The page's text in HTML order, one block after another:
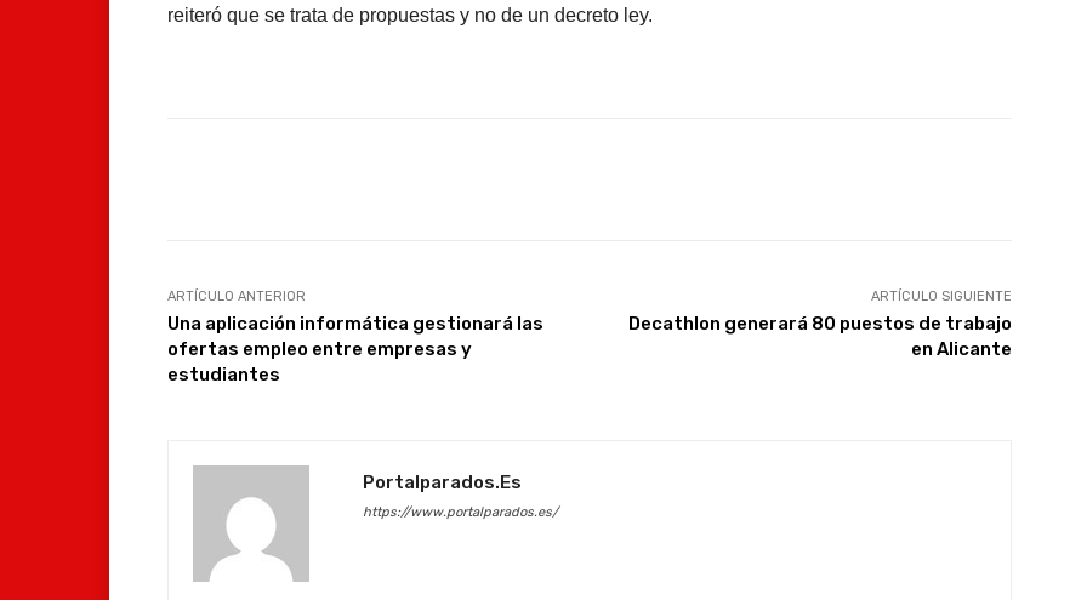
reiteró que se trata de propuestas y no de un decreto ley.
ARTÍCULO ANTERIOR
Una aplicación informática gestionará las
ofertas empleo entre empresas y
estudiantes
ARTÍCULO SIGUIENTE
Decathlon generará 80 puestos de trabajo
en Alicante
Portalparados.es
https://www.portalparados.es/